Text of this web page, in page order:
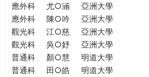
應外科
尤○涵 亞洲大學
應外科
陳○吟 亞洲大學
觀光科
江○慈 亞洲大學
觀光科
吳○妤 亞洲大學
普通科
顏○慧 明道大學
普通科
田○皓 明道大學